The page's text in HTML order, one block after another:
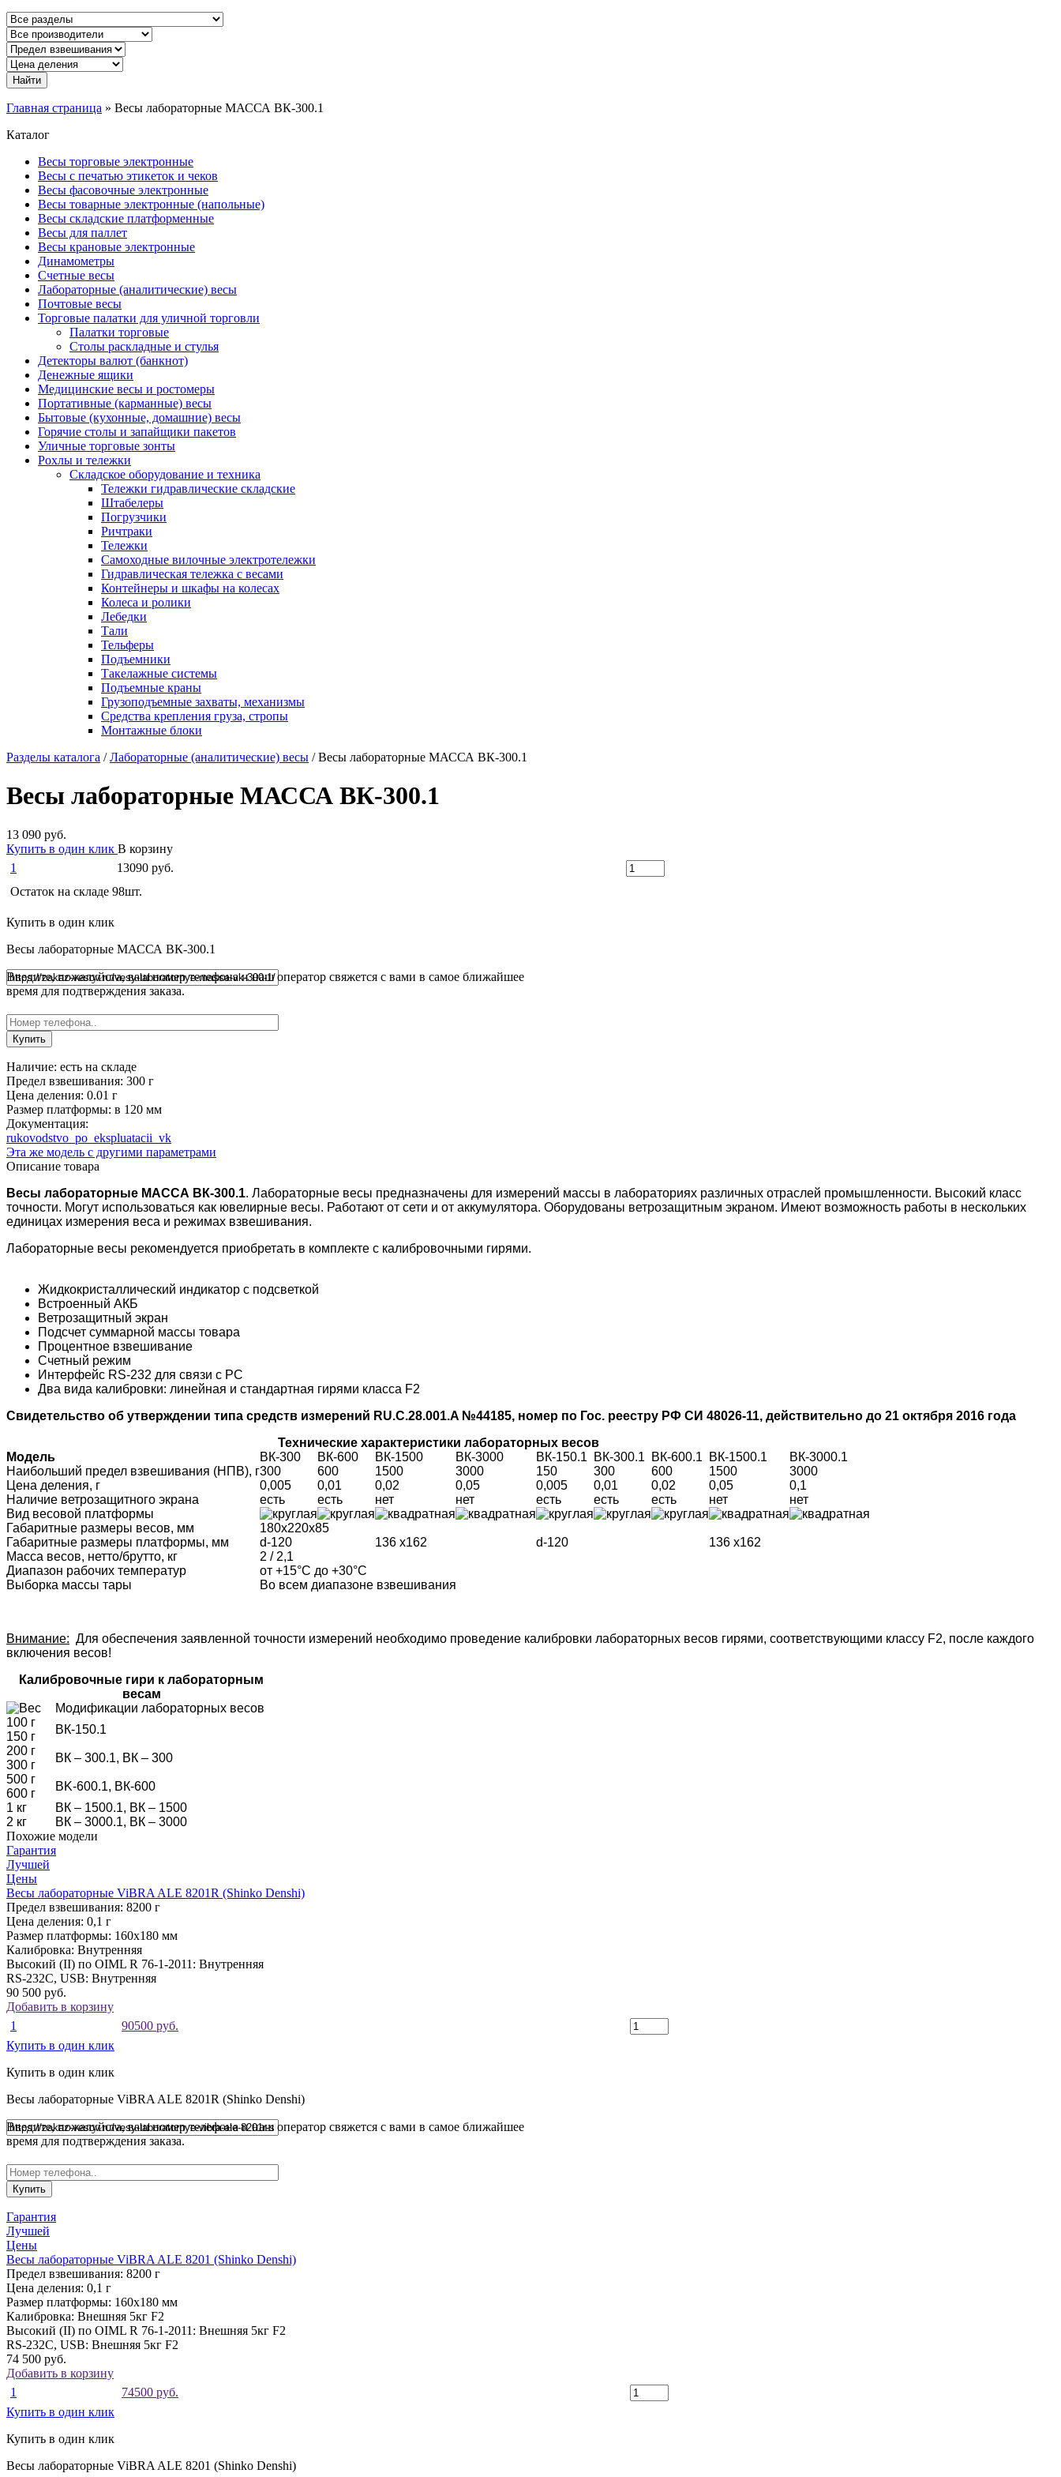
Главная страница » Весы лабораторные МАССА ВК-300.1
Каталог
Весы торговые электронные
Весы с печатью этикеток и чеков
Весы фасовочные электронные
Весы товарные электронные (напольные)
Весы складские платформенные
Весы для паллет
Весы крановые электронные
Динамометры
Счетные весы
Лабораторные (аналитические) весы
Почтовые весы
Торговые палатки для уличной торговли
Палатки торговые
Столы раскладные и стулья
Детекторы валют (банкнот)
Денежные ящики
Медицинские весы и ростомеры
Портативные (карманные) весы
Бытовые (кухонные, домашние) весы
Горячие столы и запайщики пакетов
Уличные торговые зонты
Рохлы и тележки
Складское оборудование и техника
Тележки гидравлические складские
Штабелеры
Погрузчики
Ричтраки
Тележки
Самоходные вилочные электротележки
Гидравлическая тележка с весами
Контейнеры и шкафы на колесах
Колеса и ролики
Лебедки
Тали
Тельферы
Подъемники
Такелажные системы
Подъемные краны
Грузоподъемные захваты, механизмы
Средства крепления груза, стропы
Монтажные блоки
Разделы каталога /Лабораторные (аналитические) весы / Весы лабораторные МАССА ВК-300.1
Весы лабораторные МАССА ВК-300.1
13 090 руб.
Купить в один клик В корзину
1
13090 руб.
Остаток на складе 98шт.
Купить в один клик
Весы лабораторные МАССА ВК-300.1
Введите, пожалуйста, ваш номер телефона и наш оператор свяжется с вами в самое ближайшее
время для подтверждения заказа.
Наличие: есть на складе
Предел взвешивания: 300 г
Цена деления: 0.01 г
Размер платформы: в 120 мм
Документация:
rukovodstvo_po_ekspluatacii_vk
Эта же модель с другими параметрами
Описание товара
Весы лабораторные МАССА ВК-300.1. Лабораторные весы предназначены для измерений массы в лабораториях различных отраслей промышленности. Высокий класс
точности. Могут использоваться как ювелирные весы. Работают от сети и от аккумулятора. Оборудованы ветрозащитным экраном. Имеют возможность работы в нескольких
единицах измерения веса и режимах взвешивания.
Лабораторные весы рекомендуется приобретать в комплекте с калибровочными гирями.
Жидкокристаллический индикатор с подсветкой
Встроенный АКБ
Ветрозащитный экран
Подсчет суммарной массы товара
Процентное взвешивание
Счетный режим
Интерфейс RS-232 для связи с PC
Два вида калибровки: линейная и стандартная гирями класса F2
Свидетельство об утверждении типа средств измерений RU.C.28.001.A №44185, номер по Гос. реестру РФ СИ 48026-11, действительно до 21 октября 2016 года
Технические характеристики лабораторных весов
Модель
ВК-300 ВК-600 ВК-1500 ВК-3000 ВК-150.1 ВК-300.1 ВК-600.1 ВК-1500.1
ВК-3000.1
Наибольший предел взвешивания (НПВ), г300 600 1500 3000 150 300 600 1500
3000
Цена деления, г
0,005 0,01 0,02 0,05 0,005 0,01 0,02 0,05
0,1
Наличие ветрозащитного экрана
есть есть нет нет есть есть есть нет
нет
Вид весовой платформы
Габаритные размеры весов, мм
180x220x85
Габаритные размеры платформы, мм
d-120 136 х162 d-120
136 х162
Масса весов, нетто/брутто, кг
2 / 2,1
Диапазон рабочих температур
от +15°С до +30°С
Выборка массы тары
Во всем диапазоне взвешивания
Внимание: Для обеспечения заявленной точности измерений необходимо проведение калибровки лабораторных весов гирями, соответствующими классу F2, после каждого
включения весов!
Калибровочные гири к лабораторным
весам
Модификации лабораторных весов
100 г
ВК-150.1
150 г
200 г
ВК – 300.1, ВК – 300
300 г
500 г
BK-600.1, ВК-600
600 г
1 кг
ВК – 1500.1, ВК – 1500
2 кг
ВК – 3000.1, ВК – 3000
Похожие модели
Гарантия
Лучшей
Цены
Весы лабораторные ViBRA ALE 8201R (Shinko Denshi)
Предел взвешивания: 8200 г
Цена деления: 0,1 г
Размер платформы: 160x180 мм
Калибровка: Внутренняя
Высокий (II) по OIML R 76-1-2011: Внутренняя
RS-232C, USB: Внутренняя
90 500 руб.
Добавить в корзину
1
90500 руб.
Купить в один клик
Купить в один клик
Весы лабораторные ViBRA ALE 8201R (Shinko Denshi)
Введите, пожалуйста, ваш номер телефона и наш оператор свяжется с вами в самое ближайшее
время для подтверждения заказа.
Гарантия
Лучшей
Цены
Весы лабораторные ViBRA ALE 8201 (Shinko Denshi)
Предел взвешивания: 8200 г
Цена деления: 0,1 г
Размер платформы: 160x180 мм
Калибровка: Внешняя 5кг F2
Высокий (II) по OIML R 76-1-2011: Внешняя 5кг F2
RS-232C, USB: Внешняя 5кг F2
74 500 руб.
Добавить в корзину
1
74500 руб.
Купить в один клик
Купить в один клик
Весы лабораторные ViBRA ALE 8201 (Shinko Denshi)